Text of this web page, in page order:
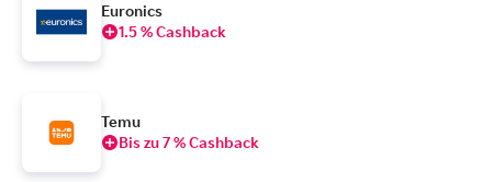
Euronics
1.5 % Cashback
Temu
Bis zu 7 % Cashback